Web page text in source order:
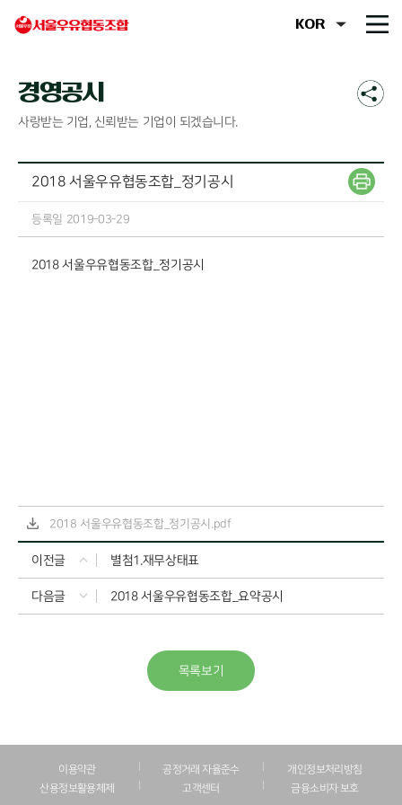
경영공시
사랑받는 기업, 신뢰받는 기업이 되겠습니다.
2018 서울우유협동조합_정기공시
등록일 2019-03-29
2018 서울우유협동조합_정기공시
2018 서울우유협동조합_정기공시.pdf
이전글 별첨1.재무상태표
다음글 2018 서울우유협동조합_요약공시
목록보기
이용약관 공정거래 자율준수
개인정보처리방침
산용정보활용체제
고객센터 금융소비자 보호